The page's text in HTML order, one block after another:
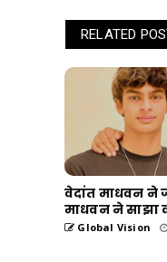
RELATED
वेदांत माधवन ने
माधवन ने साझा
Global Vision